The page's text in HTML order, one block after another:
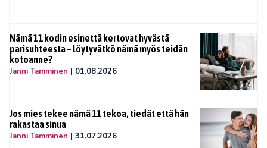
Nämä 11 kodin esinettä kertovat hyvästä
parisuhteesta – löytyvätkö nämä myös teidän
kotoanne?
Janni Tamminen | 01.08.2026
Jos mies tekee nämä 11 tekoa, tiedät että hän
rakastaa sinua
Janni Tamminen | 31.07.2026